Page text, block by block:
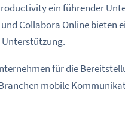
ein führender
Collabora Online bieten
für die
mobile